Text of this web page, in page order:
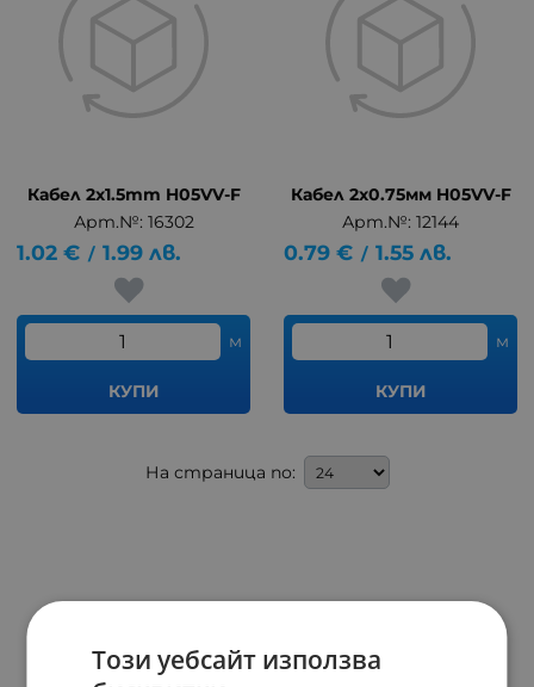
Кабел 2x1.5mm H05VV-F
Арт.№: 16302
1.02 € / 1.99 лв.
м
КУПИ
Кабел 2x0.75мм H05VV-F
Арт.№: 12144
0.79 € / 1.55 лв.
м
КУПИ
На страница по:
Този уебсайт използва